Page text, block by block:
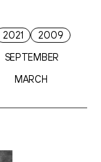
2021
2009
SEPTEMBER
MARCH